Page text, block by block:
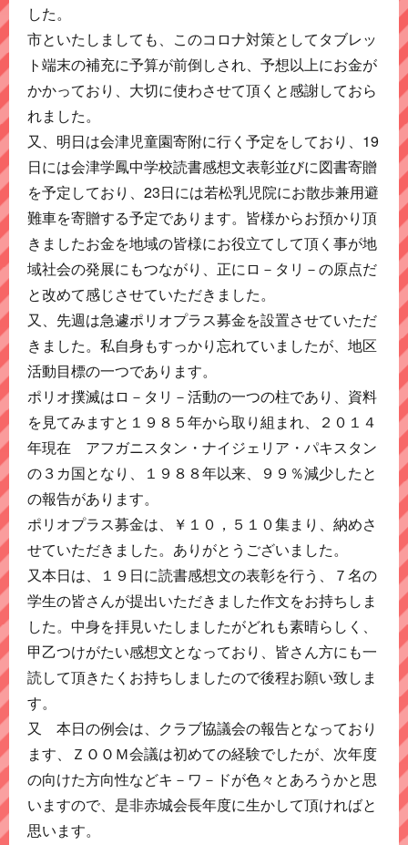
した。
市といたしましても、このコロナ対策としてタブレッ
ト端末の補充に予算が前倒しされ、予想以上にお金が
かかっており、大切に使わさせて頂くと感謝しておら
れました。
又、明日は会津児童園寄附に行く予定をしており、19
日には会津学鳳中学校読書感想文表彰並びに図書寄贈
を予定しており、23日には若松乳児院にお散歩兼用避
難車を寄贈する予定であります。皆様からお預かり頂
きましたお金を地域の皆様にお役立てして頂く事が地
域社会の発展にもつながり、正にロ－タリ－の原点だ
と改めて感じさせていただきました。
又、先週は急遽ポリオプラス募金を設置させていただ
きました。私自身もすっかり忘れていましたが、地区
活動目標の一つであります。
ポリオ撲滅はロ－タリ－活動の一つの柱であり、資料
を見てみますと１９８５年から取り組まれ、２０１４
年現在 アフガニスタン・ナイジェリア・パキスタン
の３カ国となり、１９８８年以来、９９％減少したと
の報告があります。
ポリオプラス募金は、￥１０，５１０集まり、納めさ
せていただきました。ありがとうございました。
又本日は、１９日に読書感想文の表彰を行う、７名の
学生の皆さんが提出いただきました作文をお持ちしま
した。中身を拝見いたしましたがどれも素晴らしく、
甲乙つけがたい感想文となっており、皆さん方にも一
読して頂きたくお持ちしましたので後程お願い致しま
す。
又 本日の例会は、クラブ協議会の報告となっており
ます、ＺＯＯＭ会議は初めての経験でしたが、次年度
の向けた方向性などキ－ワ－ドが色々とあろうかと思
いますので、是非赤城会長年度に生かして頂ければと
思います。